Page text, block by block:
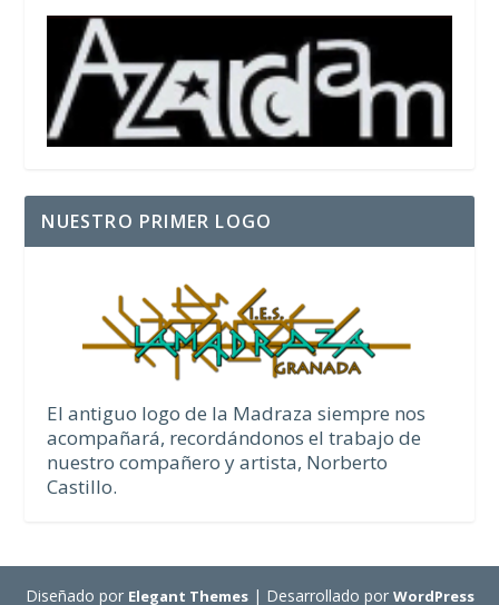
NUESTRO PRIMER LOGO
El antiguo logo de la Madraza siempre nos
acompañará, recordándonos el trabajo de
nuestro compañero y artista, Norberto
Castillo.
Diseñado por Elegant Themes| Desarrollado por WordPress